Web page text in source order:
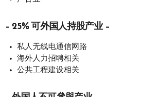
– 25% 可外国人持股产业 –
私人无线电通信网路
海外人力招聘相关
公共工程建设相关